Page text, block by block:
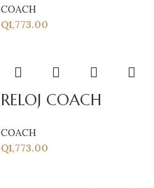
COACH
Q1,773.00
RELOJ COACH
COACH
Q1,773.00